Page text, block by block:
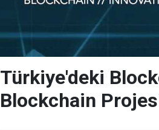
Türkiye'deki
Blockchain